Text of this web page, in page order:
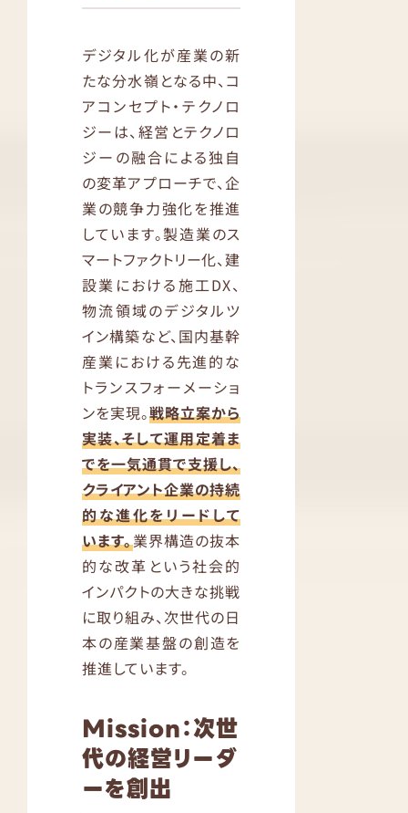
デジタル化が産業の新
たな分水嶺となる中、コ
アコンセプト・テクノロ
ジーは、経営とテクノロ
ジーの融合による独自
の変革アプローチで、企
業の競争力強化を推進
しています。製造業のス
マートファクトリー化、建
設業における施工DX、
物流領域のデジタルツ
イン構築など、国内基幹
産業における先進的な
トランスフォーメーショ
ンを実現。戦略立案から
実装、そして運用定着ま
でを一気通貫で支援し、
クライアント企業の持続
的な進化をリードして
います。業界構造の抜本
的な改革という社会的
インパクトの大きな挑戦
に取り組み、次世代の日
本の産業基盤の創造を
推進しています。
Mission：次世
代の経営リーダ
ーを創出